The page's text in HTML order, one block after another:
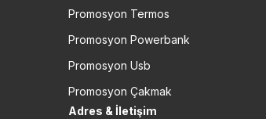
Promosyon Termos
Promosyon Powerbank
Promosyon Usb
Promosyon Çakmak
Adres & İletişim